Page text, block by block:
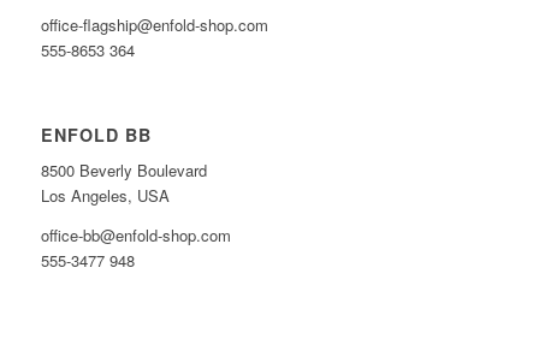
office-flagship@enfold-shop.com
555-8653 364
ENFOLD BB
8500 Beverly Boulevard
Los Angeles, USA
office-bb@enfold-shop.com
555-3477 948